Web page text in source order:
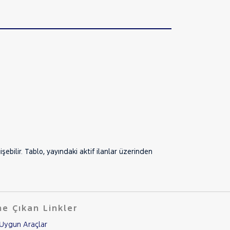
Tablo, yayındaki aktif ilanlar üzerinden
Çıkan Linkler
Araçlar